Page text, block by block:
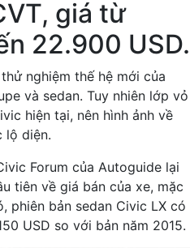
giá từ
22.900 USD.
nghiệm thế hệ mới của
và sedan. Tuy nhiên lớp vỏ
hiện tại, nên hình ảnh về
lộ diện.
Forum của Autoguide lại
tiên về giá bán của xe, mặc
phiên bản sedan Civic LX có
USD so với bản năm 2015.